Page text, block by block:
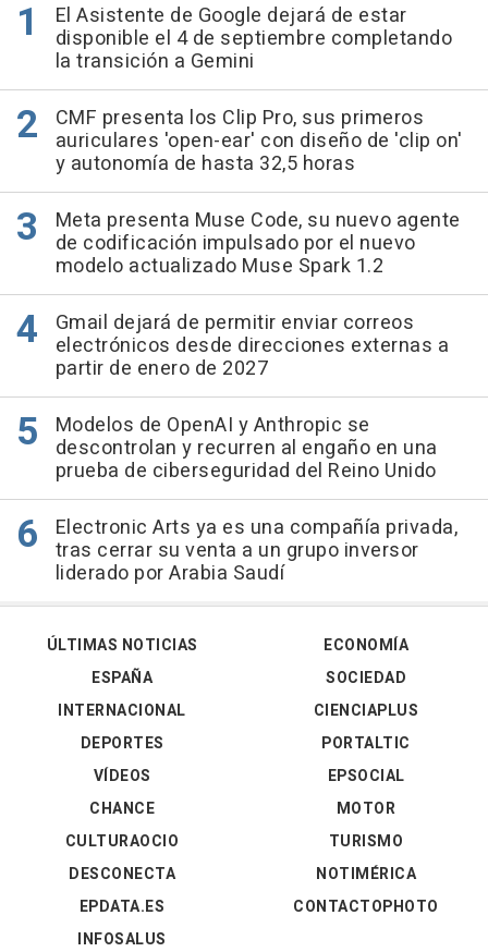
El Asistente de Google dejará de estar
disponible el 4 de septiembre completando
la transición a Gemini
CMF presenta los Clip Pro, sus primeros
auriculares 'open-ear' con diseño de 'clip on'
y autonomía de hasta 32,5 horas
Meta presenta Muse Code, su nuevo agente
de codificación impulsado por el nuevo
modelo actualizado Muse Spark 1.2
Gmail dejará de permitir enviar correos
electrónicos desde direcciones externas a
partir de enero de 2027
Modelos de OpenAI y Anthropic se
descontrolan y recurren al engaño en una
prueba de ciberseguridad del Reino Unido
Electronic Arts ya es una compañía privada,
tras cerrar su venta a un grupo inversor
liderado por Arabia Saudí
ÚLTIMAS NOTICIAS
ESPAÑA
INTERNACIONAL
DEPORTES
VÍDEOS
ECONOMÍA
SOCIEDAD
CIENCIAPLUS
PORTALTIC
EPSOCIAL
CHANCE
CULTURAOCIO
DESCONECTA
EPDATA.ES
INFOSALUS
MOTOR
TURISMO
NOTIMÉRICA
CONTACTOPHOTO